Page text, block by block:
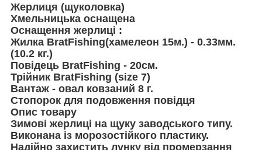
Жерлиця (щуколовка)
Хмельницька оснащена
Оснащення жерлиці :
Жилка BratFishing(хамелеон 15м.) - 0.33мм.
(10.2 кг.)
Повідець BratFishing - 20см.
Трійник BratFishing (size 7)
Вантаж - овал ковзаний 8 г.
Стопорок для подовження повідця
Опис товару
Зимові жерлиці на щуку заводського типу.
Виконана із морозостійкого пластику.
Надійно захистить лунку від промерзання